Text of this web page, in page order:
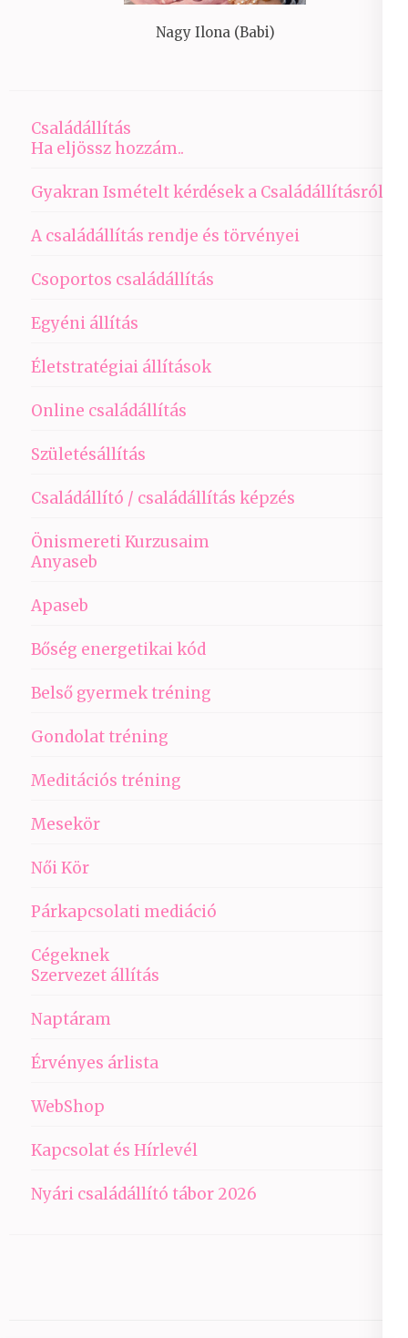
Nagy Ilona (Babi)
Családállítás
Ha eljössz hozzám..
Gyakran Ismételt kérdések a Családállításról
A családállítás rendje és törvényei
Csoportos családállítás
Egyéni állítás
Életstratégiai állítások
Online családállítás
Születésállítás
Családállító / családállítás képzés
Önismereti Kurzusaim
Anyaseb
Apaseb
Bőség energetikai kód
Belső gyermek tréning
Gondolat tréning
Meditációs tréning
Mesekör
Női Kör
Párkapcsolati mediáció
Cégeknek
Szervezet állítás
Naptáram
Érvényes árlista
WebShop
Kapcsolat és Hírlevél
Nyári családállító tábor 2026